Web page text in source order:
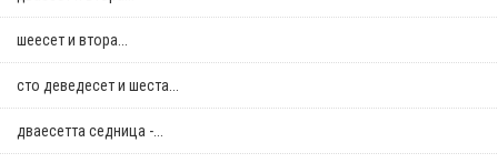
шеесет и втора...
сто деведесет и шеста...
дваесетта седница -...